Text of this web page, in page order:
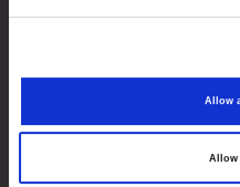
Allow
Allow
Trgovački sud u Zagrebu, MBS
Opći podaci
Kontakti